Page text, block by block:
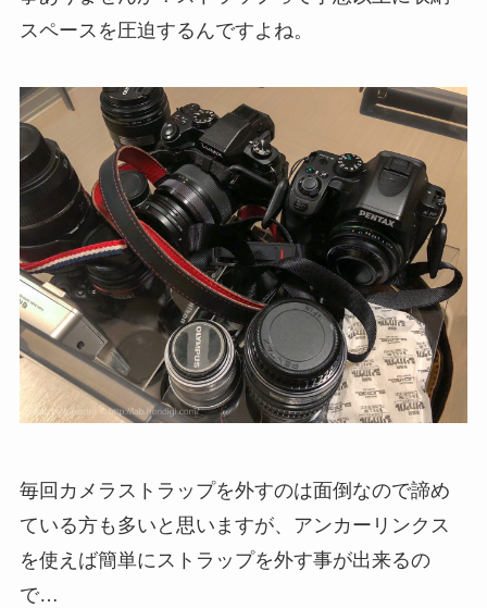
スペースを圧迫するんですよね。
毎回カメラストラップを外すのは面倒なので諦め
ている方も多いと思いますが、アンカーリンクス
を使えば簡単にストラップを外す事が出来るの
で…